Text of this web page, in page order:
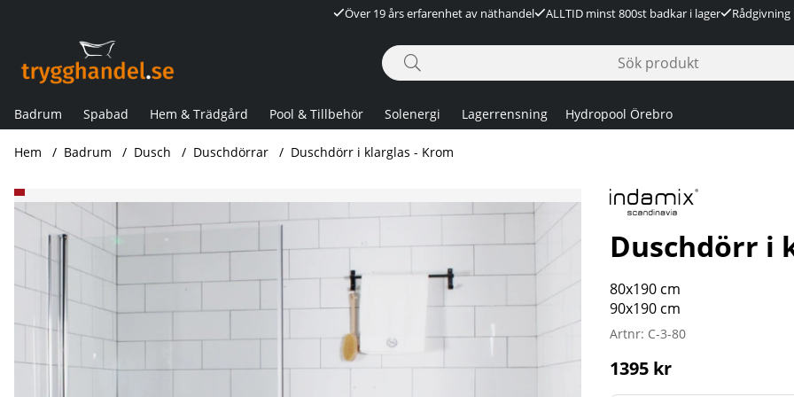
Över 19 års erfarenhet av näthandel ALLTID minst 800st badkar i lager
Badrum Spabad Hem & Trädgård Pool & Tillbehör Solenergi Lagerrensning Hydropool Örebro
Hem Badrum Dusch Duschdörrar Duschdörr i klarglas - Krom
Produktbilder Duschdörr i klarglas - Krom
Duschdörr i
80x190 cm
90x190 cm
Artnr: C-3-80
1395 kr